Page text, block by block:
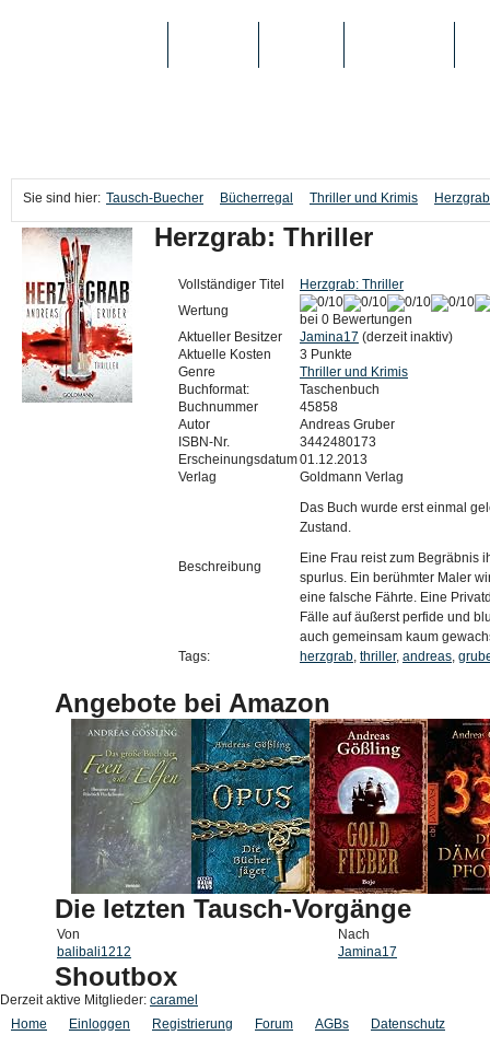
Sie sind hier: Tausch-Buecher Bücherregal Thriller und Krimis
Herzgrab: Thriller
Vollständiger Titel
Herzgrab: Thriller
Wertung
bei 0 Bewertungen
Aktueller Besitzer
Jamina17 (derzeit inaktiv)
Aktuelle Kosten
3 Punkte
Genre
Thriller und Krimis
Buchformat:
Taschenbuch
Buchnummer
45858
Autor
Andreas Gruber
ISBN-Nr.
3442480173
Erscheinungsdatum01.12.2013
Verlag
Goldmann Verlag
Beschreibung
Das Buch wurde erst einmal
Zustand.
Eine Frau reist zum Begräbnis
spurlus. Ein berühmter Maler
eine falsche Fährte. Eine
Fälle auf äußerst perfide und
auch gemeinsam kaum
Tags:
herzgrab, thriller, andreas,
Angebote bei Amazon
Die letzten Tausch-Vorgänge
Von
Nach
balibali1212
Jamina17
Shoutbox
Derzeit aktive Mitglieder: caramel
Home
Einloggen Registrierung Forum AGBs Datenschutz